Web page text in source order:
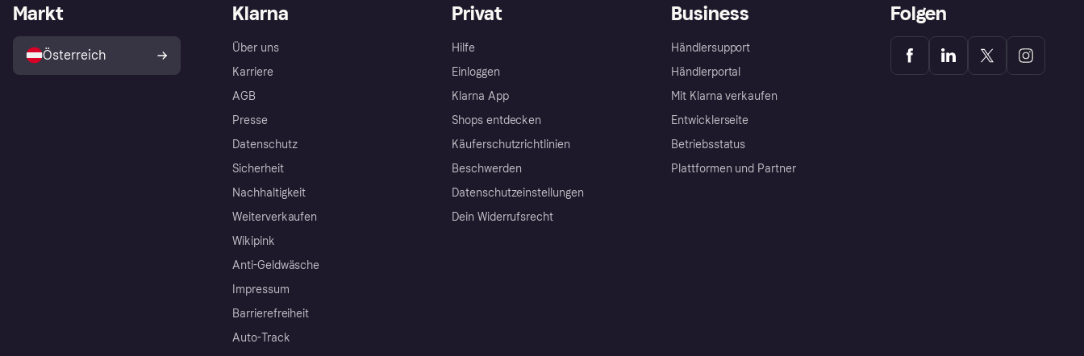
Klarna
Über uns
Karriere
AGB
Presse
Datenschutz
Sicherheit
Nachhaltigkeit
Weiterverkaufen
Wikipink
Anti-Geldwäsche
Impressum
Barrierefreiheit
Auto-Track
Privat
Hilfe
Einloggen
Klarna App
Shops entdecken
Käuferschutzrichtlinien
Beschwerden
Datenschutzeinstellungen
Dein Widerrufsrecht
Business
Händlersupport
Händlerportal
Mit Klarna verkaufen
Entwicklerseite
Betriebsstatus
Plattformen und Partner
Markt
Österreich
Folgen